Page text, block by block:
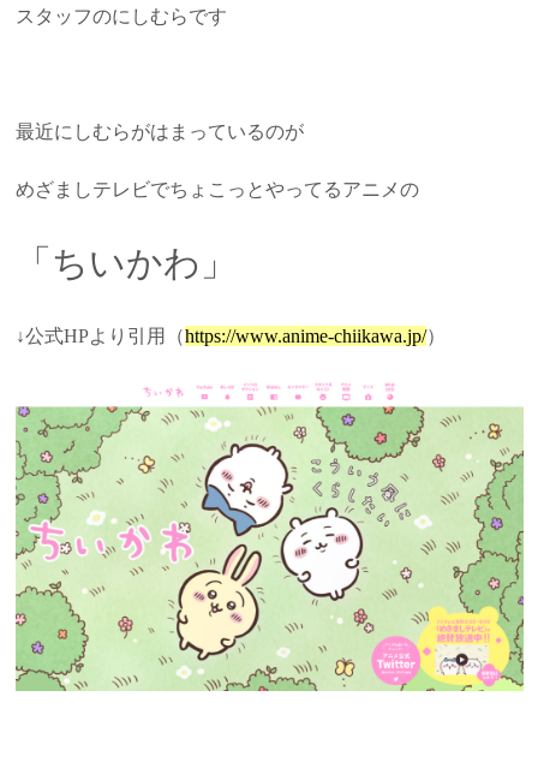
スタッフのにしむらです
最近にしむらがはまっているのが
めざましテレビでちょこっとやってるアニメの
「ちいかわ」
↓公式HPより引用（https://www.anime-chiikawa.jp/）